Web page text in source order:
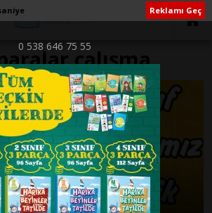
Reklamı Geç
0 538 646 75 55
paralar çalışma
İlişikli yazılar